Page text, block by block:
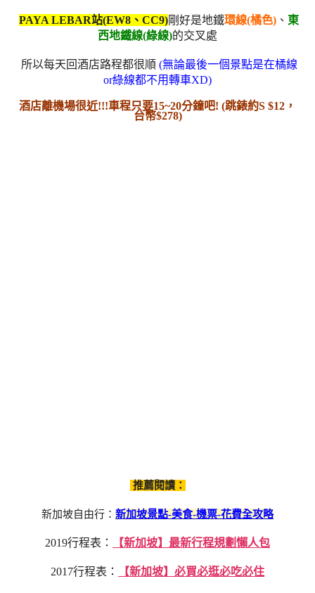
PAYA LEBAR站(EW8、CC9)剛好是地鐵環線(橘色) 、 東
西地鐵線(綠線)的交叉處
所以每天回酒店路程都很順 (無論最後一個景點是在橘線
or綠線都不用轉車XD)
酒店離機場很近!!!車程只要15~20分鐘吧! (跳錶約S $12，
台幣$278)
推薦閱讀：
新加坡自由行： 新加坡景點-美食-機票-花費全攻略
2019行程表： 【新加坡】最新行程規劃懶人包
2017行程表： 【新加坡】必買必逛必吃必住